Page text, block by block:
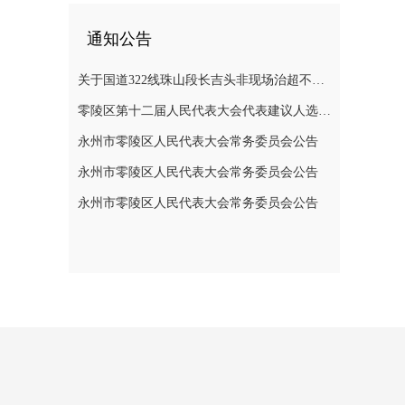
通知公告
关于国道322线珠山段长吉头非现场治超不停车检测系统维修半封闭道路施工的通告
零陵区第十二届人民代表大会代表建议人选公示公告
永州市零陵区人民代表大会常务委员会公告
永州市零陵区人民代表大会常务委员会公告
永州市零陵区人民代表大会常务委员会公告